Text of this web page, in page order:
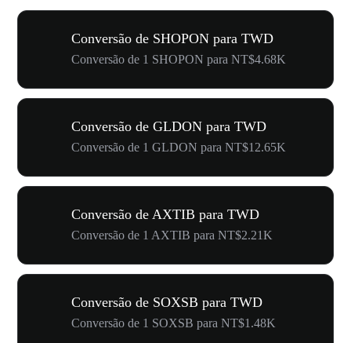
Conversão de SHOPON para TWD
Conversão de 1 SHOPON para NT$4.68K
Conversão de GLDON para TWD
Conversão de 1 GLDON para NT$12.65K
Conversão de AXTIB para TWD
Conversão de 1 AXTIB para NT$2.21K
Conversão de SOXSB para TWD
Conversão de 1 SOXSB para NT$1.48K